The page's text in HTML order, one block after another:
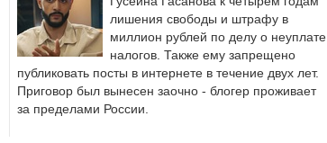
лишения свободы и штрафу в
миллион рублей по делу о неуплате
налогов. Также ему запрещено
публиковать посты в интернете в течение двух лет.
Приговор был вынесен заочно - блогер проживает
за пределами России.